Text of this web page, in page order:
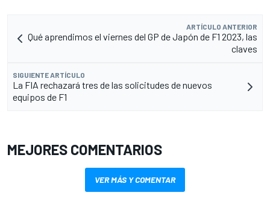
ARTÍCULO ANTERIOR
Qué aprendimos el viernes del GP de Japón de F1 2023, las
claves
SIGUIENTE ARTÍCULO
La FIA rechazará tres de las solicitudes de nuevos
equipos de F1
MEJORES COMENTARIOS
VER MÁS Y COMENTAR